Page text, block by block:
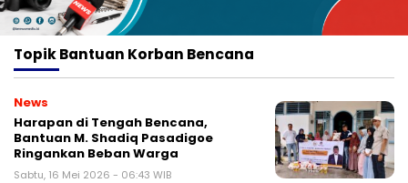
TopikBantuan Korban Bencana
News
Harapan di Tengah Bencana,
Bantuan M. Shadiq Pasadigoe
Ringankan Beban Warga
Sabtu, 16 Mei 2026 - 06:43 WIB